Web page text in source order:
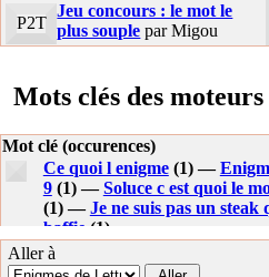
P2T
Jeu concours : le mot le
plus souple par Migou
Mots clés des
Mot clé (occurences)
Ce quoi l enigme(1) —
9(1) —Soluce c est quoi le
(1) —Je ne suis pas un steak
baffie (1) —
Aller à